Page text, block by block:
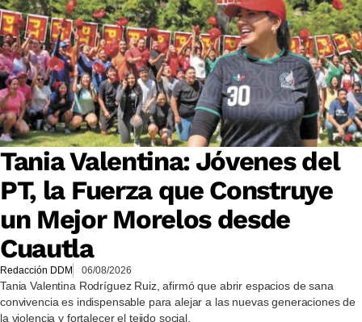
Tania Valentina: Jóvenes del
PT, la Fuerza que Construye
un Mejor Morelos desde
Cuautla
Redacción DDM 06/08/2026
Tania Valentina Rodríguez Ruiz, afirmó que abrir espacios de sana
convivencia es indispensable para alejar a las nuevas generaciones de
la violencia y fortalecer el tejido social.